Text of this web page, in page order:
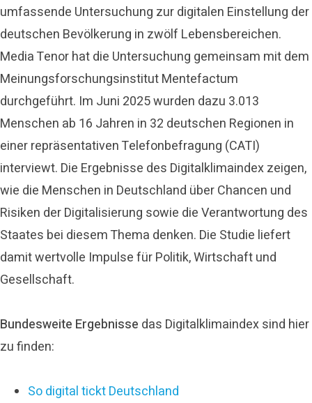
umfassende Untersuchung zur digitalen Einstellung der
deutschen Bevölkerung in zwölf Lebensbereichen.
Media Tenor hat die Untersuchung gemeinsam mit dem
Meinungsforschungsinstitut Mentefactum
durchgeführt. Im Juni 2025 wurden dazu 3.013
Menschen ab 16 Jahren in 32 deutschen Regionen in
einer repräsentativen Telefonbefragung (CATI)
interviewt. Die Ergebnisse des Digitalklimaindex zeigen,
wie die Menschen in Deutschland über Chancen und
Risiken der Digitalisierung sowie die Verantwortung des
Staates bei diesem Thema denken. Die Studie liefert
damit wertvolle Impulse für Politik, Wirtschaft und
Gesellschaft.
Bundesweite Ergebnisse das Digitalklimaindex sind hier
zu finden:
So digital tickt Deutschland